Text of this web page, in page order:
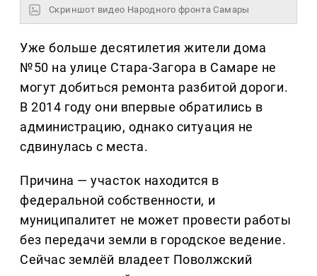
Скриншот видео Народного фронта Самары
Уже больше десятилетия жители дома
№50 на улице Стара-Загора в Самаре не
могут добиться ремонта разбитой дороги.
В 2014 году они впервые обратились в
администрацию, однако ситуация не
сдвинулась с места.
Причина — участок находится в
федеральной собственности, и
муниципалитет не может провести работы
без передачи земли в городское ведение.
Сейчас землёй владеет Поволжский